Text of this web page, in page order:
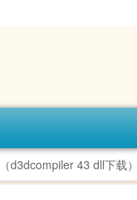
d3dcompiler 43 dll下载